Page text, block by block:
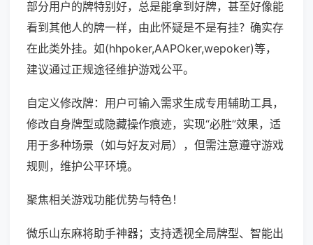
部分用户的牌特别好，总是能拿到好牌，甚至好像能
看到其他人的牌一样，由此怀疑是不是有挂？确实存
在此类外挂。如(hhpoker,AAPOker,wepoker)等，
建议通过正规途径维护游戏公平。
自定义修改牌：用户可输入需求生成专用辅助工具，
修改自身牌型或隐藏操作痕迹，实现“必胜”效果，适
用于多种场景（如与好友对局），但需注意遵守游戏
规则，维护公平环境。
聚焦相关游戏功能优势与特色！
微乐山东麻将助手神器；支持透视全局牌型、智能出